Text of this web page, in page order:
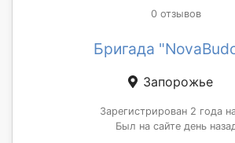
0 отзывов
Бригада
Запорожье
Зарегистрирован 2 года
Был на сайте день